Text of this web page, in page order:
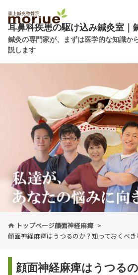
耳鼻科疾患の駆け込み鍼灸室｜
鍼灸の専門家が、まずは医学的な知識か
説します
トップページ顔面神経麻痺
顔面神経麻痺はうつるのか？知っておくべ
顔面神経麻痺はうつる